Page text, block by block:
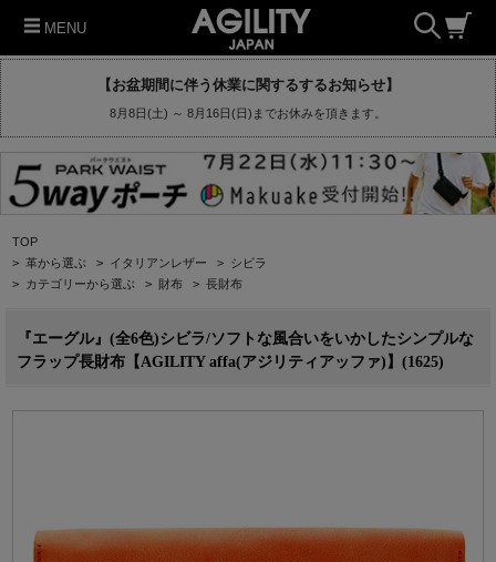
MENU
【お盆期間に伴う休業に関するするお知らせ】
8月8日(土) ～ 8月16日(日)までお休みを頂きます。
TOP
> 革から選ぶ > イタリアンレザー > シビラ
> カテゴリーから選ぶ > 財布 > 長財布
『エーグル』(全6色)シビラ/ソフトな風合いをいかしたシンプルな
フラップ長財布【AGILITY affa(アジリティアッファ)】(1625)